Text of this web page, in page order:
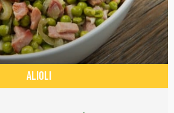
ALIOLI